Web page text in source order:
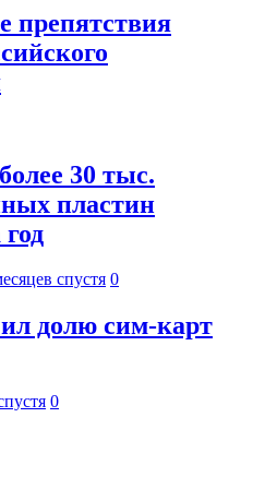
препятствия
30 тыс.
пластин
спустя 0
долю сим‑карт
0